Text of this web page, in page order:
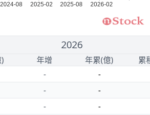
2026
年增 年累(億)
累
-
-
-
-
-
-